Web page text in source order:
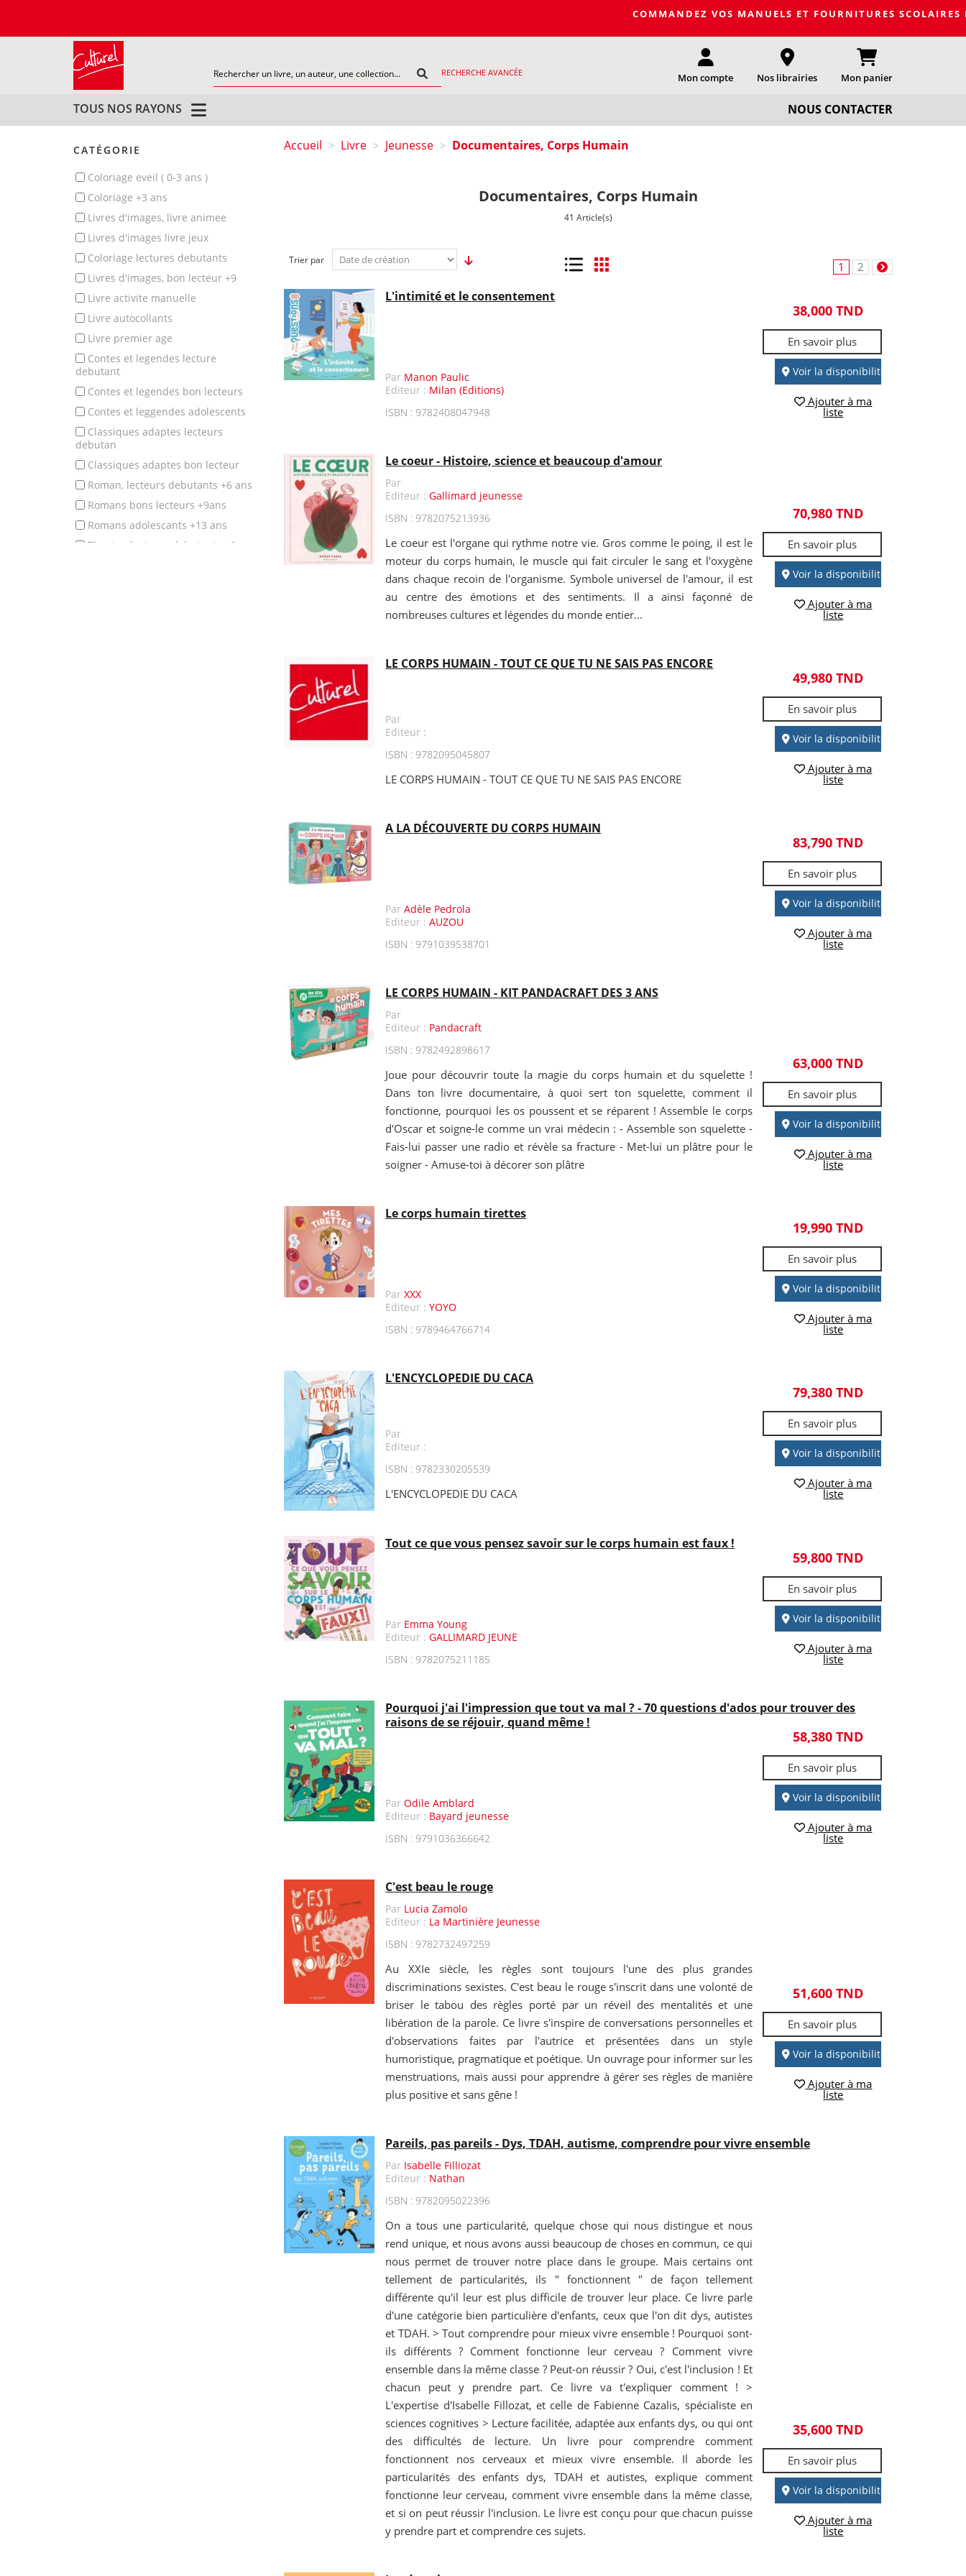
COMMANDEZ VOS MANUELS ET FOURNITURES
RECHERCHE AVANCÉE Mon compte Nos librairies Mon panier
TOUS NOS RAYONS NOUS CONTACTER
CATÉGORIE
coloriage eveil ( 0-3 ans )
coloriage +3 ans
livres d'images, livre animee
livres d'images livre jeux
coloriage lectures debutants
livres d'images, bon lecteur +9
livre activite manuelle
livre autocollants
livre premier age
contes et legendes lecture
debutant
contes et legendes bon lecteurs
contes et leggendes adolescents
classiques adaptes lecteurs
debutan
classiques adaptes bon lecteur
roman, lecteurs debutants +6 ans
romans bons lecteurs +9ans
romans adolescants +13 ans
theatre, lecteurs debutants +6 ans
Accueil > Livre > Jeunesse > Documentaires, Corps Humain
Documentaires, Corps Humain
41 Article(s)
Trier par Liste Grille 1 2
L'intimité et le consentement
Par Manon Paulic
Editeur : Milan (Editions)
ISBN : 9782408047948
38,000 TND
En savoir plus
Voir la disponibilité
Ajouter à ma
liste
Le coeur - Histoire, science et beaucoup d'amour
Par
Editeur :Gallimard jeunesse
ISBN : 9782075213936
Le coeur est l'organe qui rythme notre vie. Gros comme le poing, il est le
moteur du corps humain, le muscle qui fait circuler le sang et l'oxygène
dans chaque recoin de l'organisme. Symbole universel de l'amour, il est
au centre des émotions et des sentiments. Il a ainsi façonné de
nombreuses cultures et légendes du monde entier...
70,980 TND
En savoir plus
Voir la disponibilité
Ajouter à ma
liste
LE CORPS HUMAIN - TOUT CE QUE TU NE SAIS PAS ENCORE
Par
Editeur :
ISBN : 9782095045807
LE CORPS HUMAIN - TOUT CE QUE TU NE SAIS PAS ENCORE
49,980 TND
En savoir plus
Voir la disponibilité
Ajouter à ma
liste
A LA DÉCOUVERTE DU CORPS HUMAIN
ParAdèle Pedrola
Editeur :AUZOU
ISBN : 9791039538701
83,790 TND
En savoir plus
Voir la disponibilité
Ajouter à ma
liste
LE CORPS HUMAIN - KIT PANDACRAFT DES 3 ANS
Par
Editeur : Pandacraft
ISBN : 9782492898617
Joue pour découvrir toute la magie du corps humain et du squelette !
Dans ton livre documentaire, à quoi sert ton squelette, comment il
fonctionne, pourquoi les os poussent et se réparent ! Assemble le corps
d'Oscar et soigne-le comme un vrai médecin : - Assemble son squelette -
Fais-lui passer une radio et révèle sa fracture - Met-lui un plâtre pour le
soigner - Amuse-toi à décorer son plâtre
63,000 TND
En savoir plus
Voir la disponibilité
Ajouter à ma
liste
Le corps humain tirettes
ParXXX
Editeur :YOYO
ISBN : 9789464766714
19,990 TND
En savoir plus
Voir la disponibilité
Ajouter à ma
liste
L'ENCYCLOPEDIE DU CACA
Par
Editeur :
ISBN : 9782330205539
L'ENCYCLOPEDIE DU CACA
79,380 TND
En savoir plus
Voir la disponibilité
Ajouter à ma
liste
Tout ce que vous pensez savoir sur le corps humain est faux !
Par Emma Young
Editeur :GALLIMARD JEUNE
ISBN : 9782075211185
59,800 TND
En savoir plus
Voir la disponibilité
Ajouter à ma
liste
Pourquoi j'ai l'impression que tout va mal ? - 70 questions d'ados pour trouver des
raisons de se réjouir, quand même !
ParOdile Amblard
Editeur : Bayard jeunesse
ISBN : 9791036366642
58,380 TND
En savoir plus
Voir la disponibilité
Ajouter à ma
liste
C'est beau le rouge
Par Lucia Zamolo
Editeur : La Martinière Jeunesse
ISBN : 9782732497259
Au XXIe siècle, les règles sont toujours l'une des plus grandes
discriminations sexistes. C'est beau le rouge s'inscrit dans une volonté de
briser le tabou des règles porté par un réveil des mentalités et une
libération de la parole. Ce livre s'inspire de conversations personnelles et
d'observations faites par l'autrice et présentées dans un style
humoristique, pragmatique et poétique. Un ouvrage pour informer sur les
menstruations, mais aussi pour apprendre à gérer ses règles de manière
plus positive et sans gêne !
51,600 TND
En savoir plus
Voir la disponibilité
Ajouter à ma
liste
Pareils, pas pareils - Dys, TDAH, autisme, comprendre pour vivre ensemble
Par Isabelle Filliozat
Editeur : Nathan
ISBN : 9782095022396
On a tous une particularité, quelque chose qui nous distingue et nous
rend unique, et nous avons aussi beaucoup de choses en commun, ce qui
nous permet de trouver notre place dans le groupe. Mais certains ont
tellement de particularités, ils " fonctionnent " de façon tellement
différente qu'il leur est plus difficile de trouver leur place. Ce livre parle
d'une catégorie bien particulière d'enfants, ceux que l'on dit dys, autistes
et TDAH. > Tout comprendre pour mieux vivre ensemble ! Pourquoi sont-
ils différents ? Comment fonctionne leur cerveau ? Comment vivre
ensemble dans la même classe ? Peut-on réussir ? Oui, c'est l'inclusion ! Et
chacun peut y prendre part. Ce livre va t'expliquer comment ! >
L'expertise d'Isabelle Fillozat, et celle de Fabienne Cazalis, spécialiste en
sciences cognitives > Lecture facilitée, adaptée aux enfants dys, ou qui ont
des difficultés de lecture. Un livre pour comprendre comment
fonctionnent nos cerveaux et mieux vivre ensemble. Il aborde les
particularités des enfants dys, TDAH et autistes, explique comment
fonctionne leur cerveau, comment vivre ensemble dans la même classe,
et si on peut réussir l'inclusion. Le livre est conçu pour que chacun puisse
y prendre part et comprendre ces sujets.
35,600 TND
En savoir plus
Voir la disponibilité
Ajouter à ma
liste